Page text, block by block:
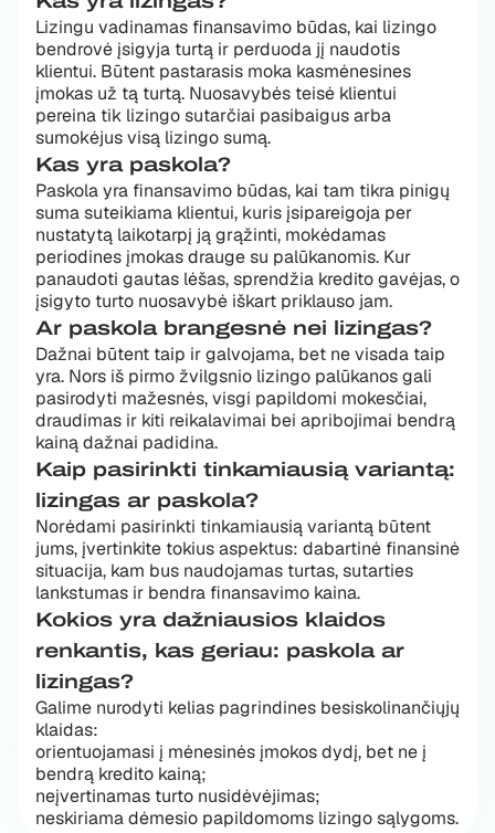
Lizingu vadinamas finansavimo būdas, kai lizingo
bendrovė įsigyja turtą ir perduoda jį naudotis
klientui. Būtent pastarasis moka kasmėnesines
įmokas už tą turtą. Nuosavybės teisė klientui
pereina tik lizingo sutarčiai pasibaigus arba
sumokėjus visą lizingo sumą.
Kas yra paskola?
Paskola yra finansavimo būdas, kai tam tikra pinigų
suma suteikiama klientui, kuris įsipareigoja per
nustatytą laikotarpį ją grąžinti, mokėdamas
periodines įmokas drauge su palūkanomis. Kur
panaudoti gautas lėšas, sprendžia kredito gavėjas, o
įsigyto turto nuosavybė iškart priklauso jam.
Ar paskola brangesnė nei lizingas?
Dažnai būtent taip ir galvojama, bet ne visada taip
yra. Nors iš pirmo žvilgsnio lizingo palūkanos gali
pasirodyti mažesnės, visgi papildomi mokesčiai,
draudimas ir kiti reikalavimai bei apribojimai bendrą
kainą dažnai padidina.
Kaip pasirinkti tinkamiausią variantą:
lizingas ar paskola?
Norėdami pasirinkti tinkamiausią variantą būtent
jums, įvertinkite tokius aspektus: dabartinė finansinė
situacija, kam bus naudojamas turtas, sutarties
lankstumas ir bendra finansavimo kaina.
Kokios yra dažniausios klaidos
renkantis, kas geriau: paskola ar
lizingas?
Galime nurodyti kelias pagrindines besiskolinančiųjų
klaidas:
orientuojamasi į mėnesinės įmokos dydį, bet ne į
bendrą kredito kainą;
neįvertinamas turto nusidėvėjimas;
neskiriama dėmesio papildomoms lizingo sąlygoms.